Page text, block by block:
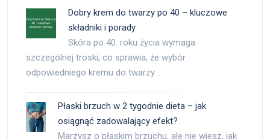
Dobry krem do twarzy po 40 – kluczowe
składniki i porady
Skóra po 40. roku życia wymaga
szczególnej troski, co sprawia, że wybór
odpowiedniego kremu do twarzy …
Płaski brzuch w 2 tygodnie dieta – jak
osiągnąć zadowalający efekt?
Marzysz o płaskim brzuchu, ale nie wiesz, jak